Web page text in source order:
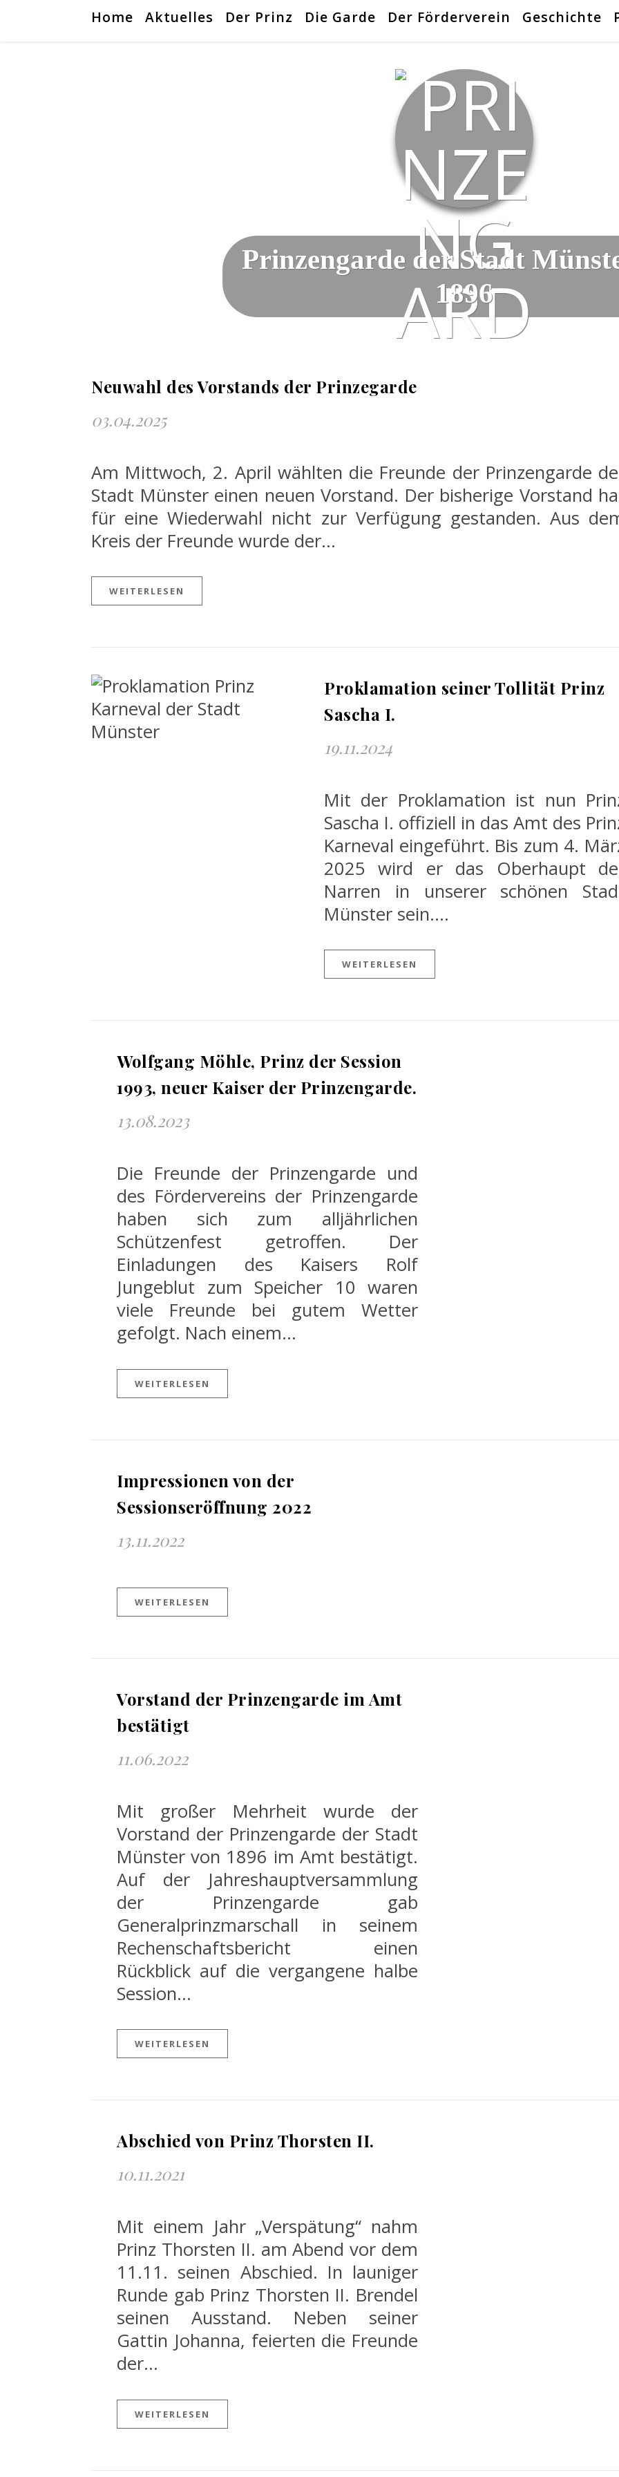
Home Aktuelles Der Prinz Die Garde Der Förderverein Geschichte
Prinzengarde der Stadt
1896
Neuwahl des Vorstands der Prinzegarde
03.04.2025
Am Mittwoch, 2. April wählten die Freunde der Prinzengarde
Stadt Münster einen neuen Vorstand. Der bisherige Vorstand
für eine Wiederwahl nicht zur Verfügung gestanden. Aus
Kreis der Freunde wurde der…
WEITERLESEN
Proklamation seiner Tollität Prinz
Sascha I.
19.11.2024
Mit der Proklamation ist nun
Sascha I. offiziell in das Amt des
Karneval eingeführt. Bis zum 4.
2025 wird er das Oberhaupt
Narren in unserer schönen
Münster sein.…
WEITERLESEN
Wolfgang Möhle, Prinz der Session
1993, neuer Kaiser der Prinzengarde.
13.08.2023
Die Freunde der Prinzengarde und
des Fördervereins der Prinzengarde
haben sich zum alljährlichen
Schützenfest getroffen. Der
Einladungen des Kaisers Rolf
Jungeblut zum Speicher 10 waren
viele Freunde bei gutem Wetter
gefolgt. Nach einem…
WEITERLESEN
Impressionen von der
Sessionseröffnung 2022
13.11.2022
WEITERLESEN
Vorstand der Prinzengarde im Amt
bestätigt
11.06.2022
Mit großer Mehrheit wurde der
Vorstand der Prinzengarde der Stadt
Münster von 1896 im Amt bestätigt.
Auf der Jahreshauptversammlung
der Prinzengarde gab
Generalprinzmarschall in seinem
Rechenschaftsbericht einen
Rückblick auf die vergangene halbe
Session…
WEITERLESEN
Abschied von Prinz Thorsten II.
10.11.2021
Mit einem Jahr „Verspätung“ nahm
Prinz Thorsten II. am Abend vor dem
11.11. seinen Abschied. In launiger
Runde gab Prinz Thorsten II. Brendel
seinen Ausstand. Neben seiner
Gattin Johanna, feierten die Freunde
der…
WEITERLESEN